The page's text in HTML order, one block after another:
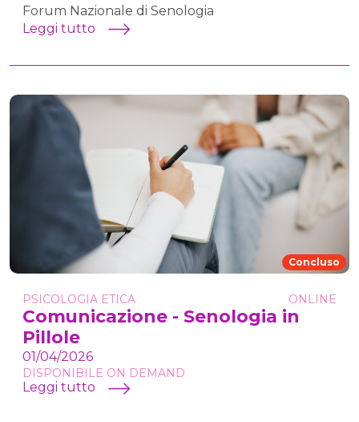
Forum Nazionale di Senologia
Leggi tutto
Concluso
PSICOLOGIA ETICA ONLINE
Comunicazione - Senologia in
Pillole
01/04/2026
DISPONIBILE ON DEMAND
Leggi tutto